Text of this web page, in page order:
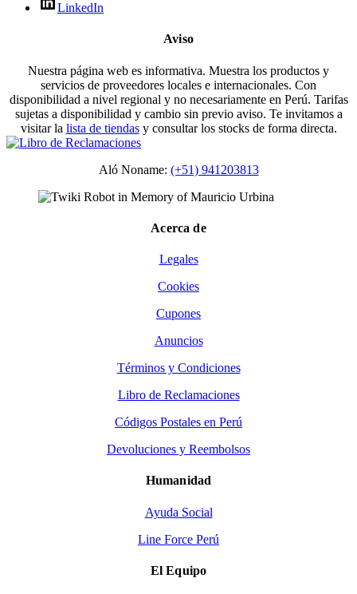
LinkedIn
Aviso
Nuestra página web es informativa. Muestra los productos y
servicios de proveedores locales e internacionales. Con
disponibilidad a nivel regional y no necesariamente en Perú. Tarifas
sujetas a disponibilidad y cambio sin previo aviso. Te invitamos a
visitar la lista de tiendasy consultar los stocks de forma directa.
Aló Noname: (+51) 941203813
Acerca de
Legales
Cookies
Cupones
Anuncios
Términos y Condiciones
Libro de Reclamaciones
Códigos Postales en Perú
Devoluciones y Reembolsos
Humanidad
Ayuda Social
Line Force Perú
El Equipo